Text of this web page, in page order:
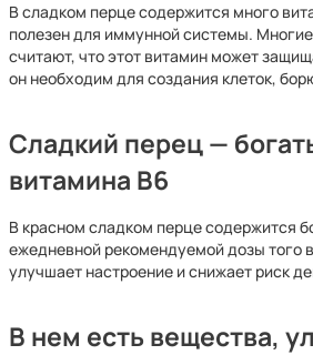
В сладком перце содержится много
полезен для иммунной системы.
считают, что этот витамин может
он необходим для создания клеток,
Сладкий перец —
витамина B6
В красном сладком перце содержится
ежедневной рекомендуемой дозы того
улучшает настроение и снижает риск
В нем есть вещества,